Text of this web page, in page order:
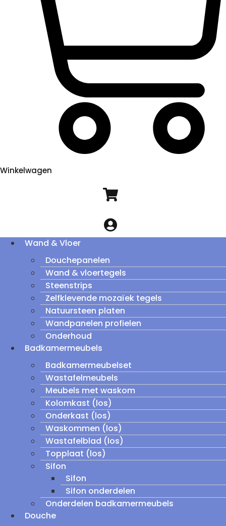
Winkelwagen
Wand & Vloer
Douchepanelen
Wand & vloertegels
Steenstrips
Zelfklevende mozaïek tegels
Natuursteen platen
Wandpanelen profielen
Onderhoud
Badkamermeubels
Badkamermeubelset
Wastafelmeubels
Meubels met waskom
Kolomkast (los)
Onderkast (los)
Waskommen (los)
Wastafelblad (los)
Topplaat (los)
Sifon
Sifon
Sifon onderdelen
Onderdelen badkamermeubels
Douche